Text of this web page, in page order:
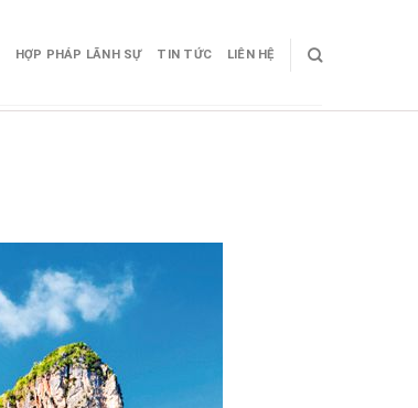
HỢP PHÁP LÃNH SỰ TIN TỨC LIÊN HỆ